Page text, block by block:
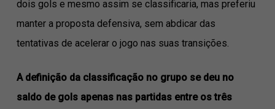
dois gols e mesmo assim se classificaria, mas preferiu
manter a proposta defensiva, sem abdicar das
tentativas de acelerar o jogo nas suas transições.
A definição da classificação no grupo se deu no
saldo de gols apenas nas partidas entre os três